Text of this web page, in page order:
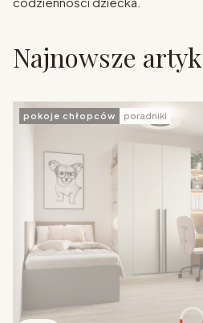
Najnowsze
pokoje chłopców poradniki